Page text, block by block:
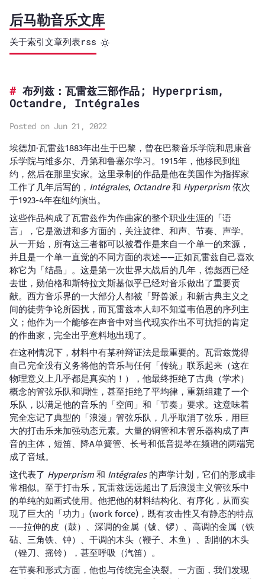
后马勒音乐文库
关于索引文章列表rss
布列兹：瓦雷兹三部作品; Hyperprism,
Octandre, Intégrales
Posted on Jun 21, 2022
埃德加·瓦雷兹1883年出生于巴黎，曾在巴黎音乐学院和思康音
乐学院与维多尔、丹第和鲁塞尔学习。1915年，他移民到纽
约，然后在那里安家。这里录制的作品是他在美国作为指挥家
工作了几年后写的， Intégrales, Octandre和 Hyperprism依次
于1923-4年在纽约演出。
这些作品构成了瓦雷兹作为作曲家的整个职业生涯的「语
言」，它是激进和多方面的，关注旋律、和声、节奏、声学。
从一开始，所有这三者都可以被看作是来自一个单一的来源，
并且是一个单一直觉的不同方面的表述——正如瓦雷兹自己喜欢
称它为「结晶」。这是第一次世界大战后的几年，德彪西已经
去世，勋伯格和斯特拉文斯基似乎已经对音乐做出了重要贡
献。西方音乐界的一大部分人都被「野兽派」和新古典主义之
间的徒劳争论所困扰，而瓦雷兹本人却不知道韦伯恩的序列主
义；他作为一个能够在声音中对当代现实作出不可抗拒的肯定
的作曲家，完全出乎意料地出现了。
在这种情况下，材料中有某种辩证法是最重要的。瓦雷兹觉得
自己完全没有义务将他的音乐与任何「传统」联系起来（这在
物理意义上几乎都是真实的！），他最终拒绝了古典（学术）
概念的管弦乐队和调性，甚至拒绝了平均律，重新组建了一个
乐队，以满足他的音乐的「空间」和「节奏」要求。这意味着
完全忘记了典型的「浪漫」管弦乐队，几乎取消了弦乐，用巨
大的打击乐来加强动态元素。大量的铜管和木管乐器构成了声
音的主体，短笛、降A单簧管、长号和低音提琴在频谱的两端完
成了音域。
这代表了 Hyperprism和 Intégrales的声学计划，它们的形成非
常相似。至于打击乐，瓦雷兹远远超出了后浪漫主义管弦乐中
的单纯的如画式使用。他把他的材料结构化、有序化，从而实
现了巨大的「功力」(work force)，既有攻击性又有静态的特点
——拉伸的皮（鼓）、深调的金属（钹、锣）、高调的金属（铁
砧、三角铁、钟）、干调的木头（鞭子、木鱼）、刮削的木头
（锉刀、摇铃），甚至呼吸（汽笛）。
在节奏和形式方面，他也与传统完全决裂。一方面，我们发现